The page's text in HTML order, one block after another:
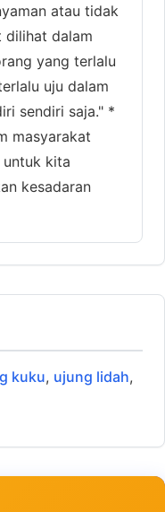
atau tidak
dalam
yang terlalu
uju dalam
sendiri saja." *
masyarakat
untuk kita
kesadaran
kuku, ujung lidah,